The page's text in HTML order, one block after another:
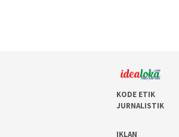
KODE ETIK
JURNALISTIK
IKLAN